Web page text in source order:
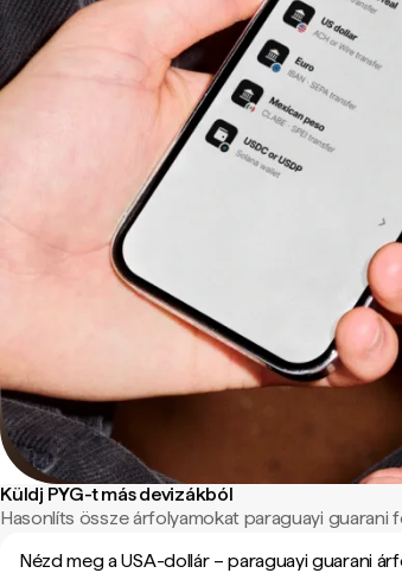
Küldj PYG-t más devizákból
Hasonlíts össze árfolyamokat paraguayi guarani
Nézd meg a USA-dollár – paraguayi guarani